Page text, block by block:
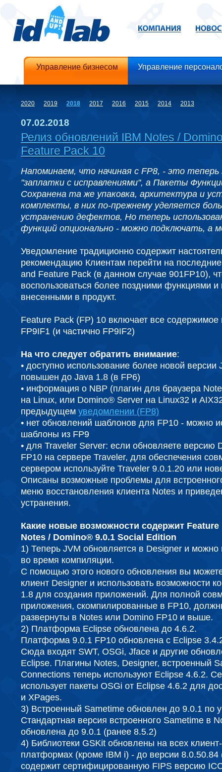
Управление бизнесом Управление
2020 2019 2018 2017 2016 2015 2014 2013
07.02.2018
Релиз обновлений IBM Notes /
Feature Pack 10
Напоминаем, что начиная с FP8, - это теперь
"заплатки с исправлениями", а Пакеты
Сохранена та же упаковка, архитектура и
комплекты, в них по-прежнему уделяется
устранению дефектов, Но теперь
функций опционально - можно подключать, а
Уведомление традиционно содержит
рекомендацию Клиентам перейти на
and Feature Pack (в данном случае 901FP10),
воспользоваться более поздними функциями
внесенными в продукт.
Feature Pack (FP) 10 включает все содержимое
FP9IF1 (и частично FP9IF2)
На что следует обратить внимание:
• доступно использование более новой
повышен до Java 1.8 (в FP6)
• информация о NBP (плагин для браузера
на Linux, или Domino® Server на Linux32 и
предыдущем уведомлении (FP8)
• нет обновлений шаблонов для FP10 - можно
шаблоны из FP9
• для Traveler Server: если обновляете версию
FP10 на сервере Traveler, для обеспечения
сервером используйте Traveler 9.0.1.20 или
Описаны возможные проблемы для
меню восстановления клиента Notes и
устранения.
Какие новые возможности содержит Feature
Notes / Domino® 9.0.1 Social Edition
1) Теперь JVM обновляется в Designer и можно
во время компиляции.
С помощью этого нового обновления вы можете
клиент Designer и использовать возможности
1.8 для создания приложений. Для полной
приложения, скомпилированные в FP10,
развернуты в Notes или Domino FP10 и выше.
2) Платформа Eclipse обновлена ​​до 4.6.2.
Платформа 9.0.1 FP10 обновлена ​​с Eclipse
Сюда входят SWT, OSGi, Jface и другие
Eclipse. Плагины Notes, Designer, встроенный
Connections теперь используют Eclipse 4.6.2.
использует пакеты OSGi от Eclipse 4.6.2 для
и XPages.
3) Встроенный Sametime обновлен до 9.0.1 по
Стандартная версия встроенного Sametime в
обновлена ​​до 9.0.1 (ранее 8.5.2)
4) Библиотеки GSKit обновлены на всех
платформах (кроме IBM i) - до версии 8.0.50.84
содержит сертифицированную FIPS версию